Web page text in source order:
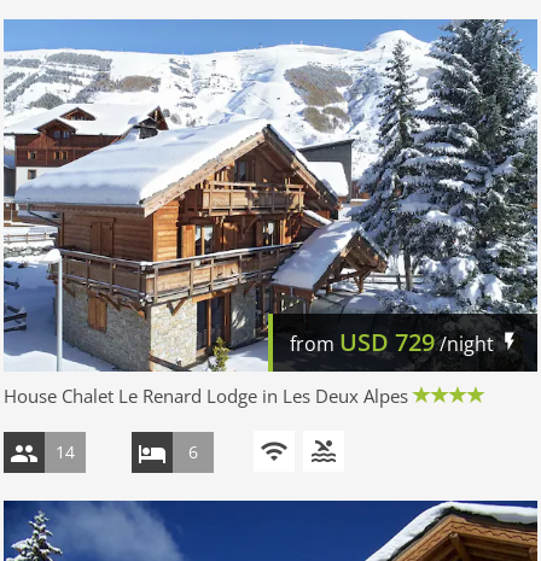
from USD 729/night
House Chalet Le Renard Lodge in Les Deux Alpes
14 6